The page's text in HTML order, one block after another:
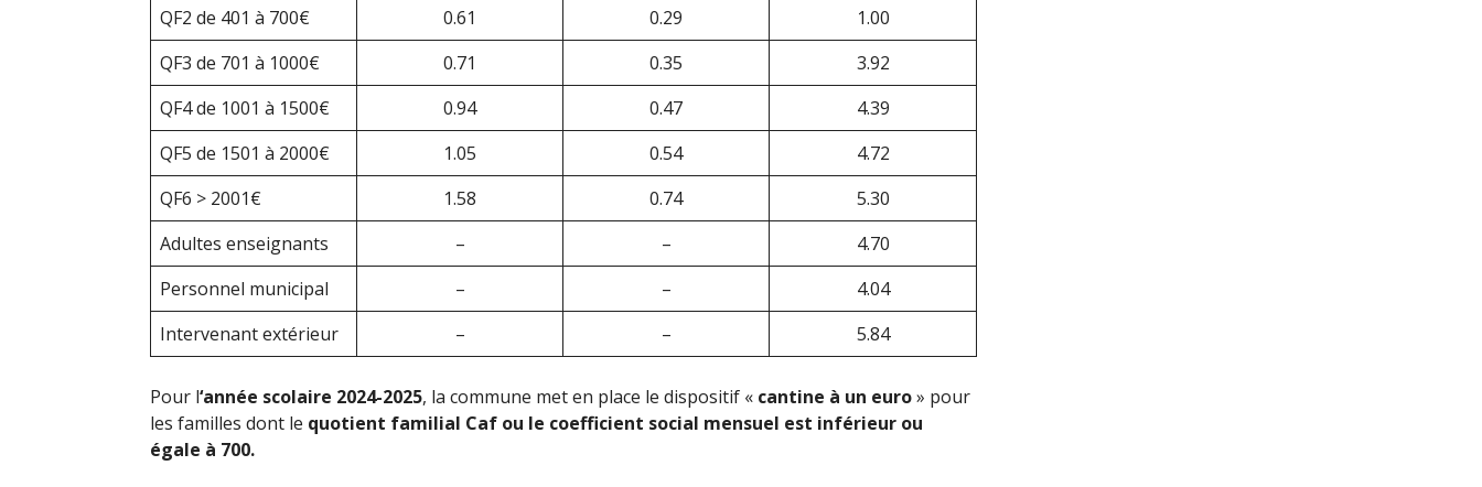
QF2 de 401 à 700€
0.61 0.29
1.00
QF3 de 701 à 1000€
0.71 0.35
3.92
QF4 de 1001 à 1500€
0.94 0.47
4.39
QF5 de 1501 à 2000€
1.05 0.54
4.72
QF6 > 2001€
1.58 0.74
5.30
Adultes enseignants
– –
4.70
Personnel municipal
– –
4.04
Intervenant extérieur
– – 5.84
Pour l‘année scolaire 2024-2025, la commune met en place le dispositif « cantine à un euro» pour
les familles dont le quotient familial Caf ou le coefficient social mensuel est inférieur ou
égale à 700.